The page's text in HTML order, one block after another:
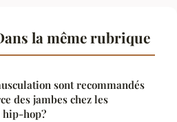
la même rubrique
sont recommandés
des jambes chez les
hip-hop?